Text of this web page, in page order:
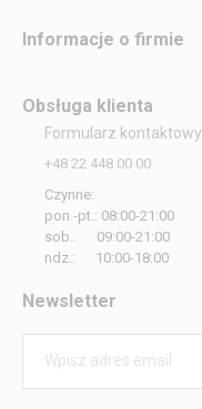
Informacje o firmie
Obsługa klienta
Formularz kontaktowy
+48 22 448 00 00
Czynne:
pon.-pt.: 08:00-21:00
sob.: 09:00-21:00
ndz.: 10:00-18:00
Newsletter
Wpisz adres email